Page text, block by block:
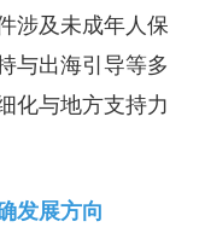
涉及未成年人保
与出海引导等多
化与地方支持力
发展方向